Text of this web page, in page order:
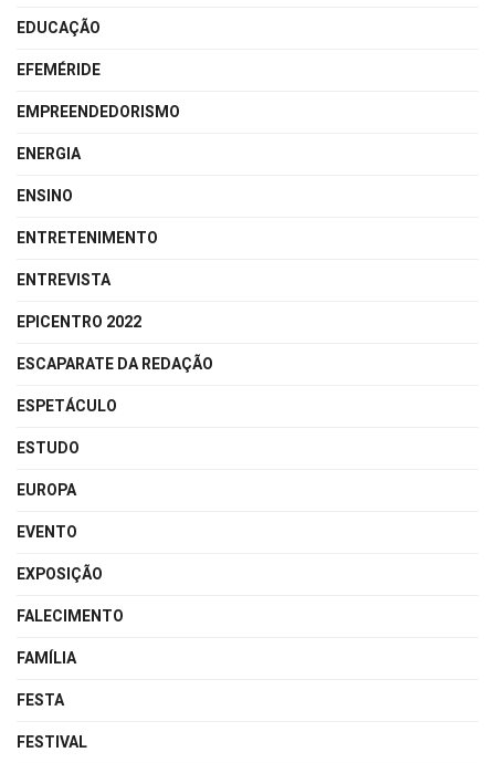
EDUCAÇÃO
EFEMÉRIDE
EMPREENDEDORISMO
ENERGIA
ENSINO
ENTRETENIMENTO
ENTREVISTA
EPICENTRO 2022
ESCAPARATE DA REDAÇÃO
ESPETÁCULO
ESTUDO
EUROPA
EVENTO
EXPOSIÇÃO
FALECIMENTO
FAMÍLIA
FESTA
FESTIVAL